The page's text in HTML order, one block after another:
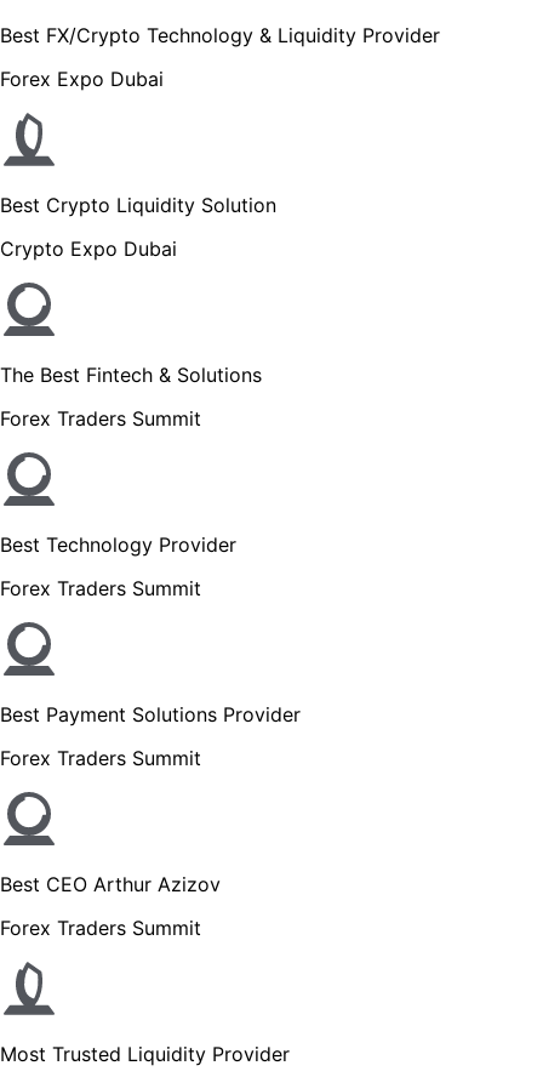
Best FX/Crypto Technology & Liquidity Provider
Forex Expo Dubai
Best Crypto Liquidity Solution
Crypto Expo Dubai
The Best Fintech & Solutions
Forex Traders Summit
Best Technology Provider
Forex Traders Summit
Best Payment Solutions Provider
Forex Traders Summit
Best CEO Arthur Azizov
Forex Traders Summit
Most Trusted Liquidity Provider